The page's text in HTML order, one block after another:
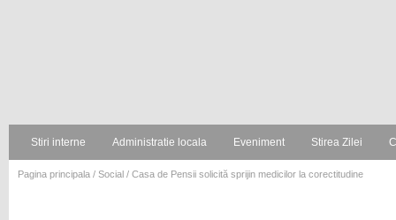
Stiri interne Administratie locala Eveniment Stirea Zilei
Pagina principala / Social / Casa de Pensii solicită sprijin medicilor la corectitudine